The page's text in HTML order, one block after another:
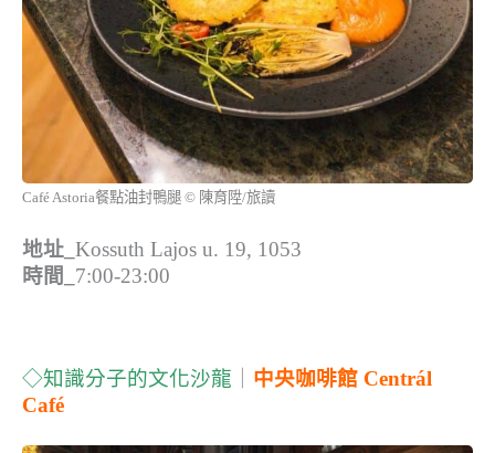
Café Astoria餐點油封鴨腿 © 陳育陞/旅讀
地址_ Kossuth Lajos u. 19, 1053
時間_ 7:00-23:00
◇知識分子的文化沙龍
中央咖啡館 Centrál
Café